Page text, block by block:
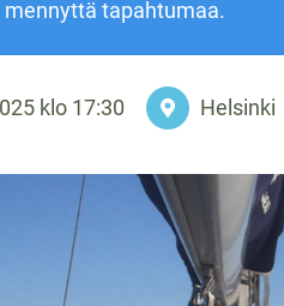
tapahtumaa.
klo 17:30 Helsinki